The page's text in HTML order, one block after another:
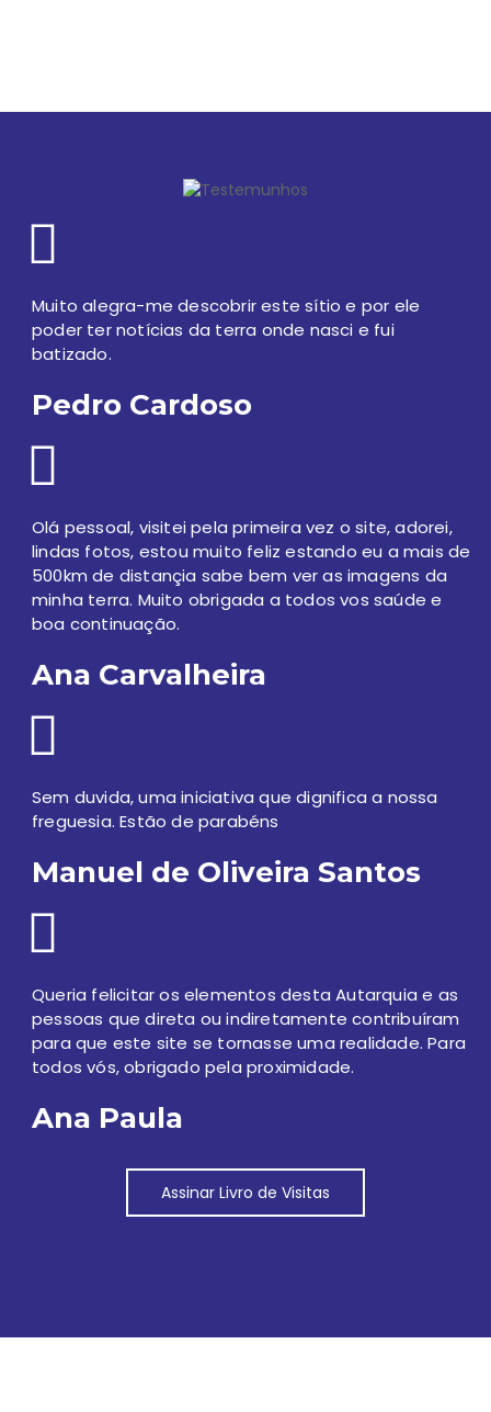
Proteção Civil
Muito alegra-me descobrir este sítio e por ele
poder ter notícias da terra onde nasci e fui
batizado.
Pedro Cardoso
Olá pessoal, visitei pela primeira vez o site, adorei,
lindas fotos, estou muito feliz estando eu a mais de
500km de distançia sabe bem ver as imagens da
minha terra. Muito obrigada a todos vos saúde e
boa continuação.
Ana Carvalheira
Sem duvida, uma iniciativa que dignifica a nossa
freguesia. Estão de parabéns
Manuel de Oliveira Santos
Queria felicitar os elementos desta Autarquia e as
pessoas que direta ou indiretamente contribuíram
para que este site se tornasse uma realidade. Para
todos vós, obrigado pela proximidade.
Ana Paula
Assinar Livro de Visitas